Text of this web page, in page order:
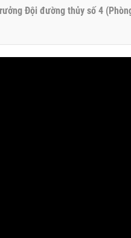
Đội đường thủy số 4